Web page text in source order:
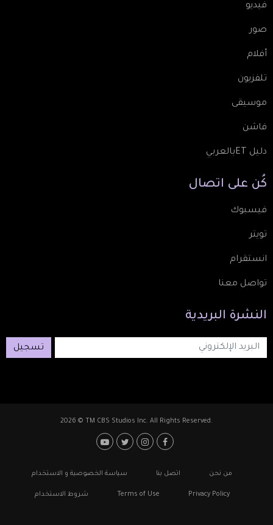
فيديو
صور
أفلام
تلفزيون
موسيقى
فاشن
دليل ETبالعربي
كُن على اتصال
فيسبوك
تويتر
انستقرام
تواصل معنا
النشرة البريدية
تسجيل
2026 © TM CBS Studios Inc. All Rights Reserved.
Footer: Social Media
Footerمن نحن اتصل بنا سياسة الخصوصية و الاستخدام
Privacy Policy
Terms of Use شروط الاستخدام